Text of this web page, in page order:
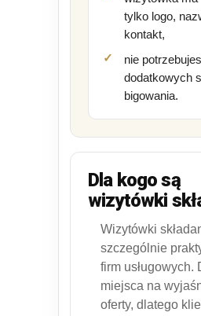
tylko logo,
kontakt,
nie
dodatkowych
bigowania.
Dla kogo są
wizytówki
Wizytówki
szczególnie
firm usługowych.
miejsca na
oferty, dlatego